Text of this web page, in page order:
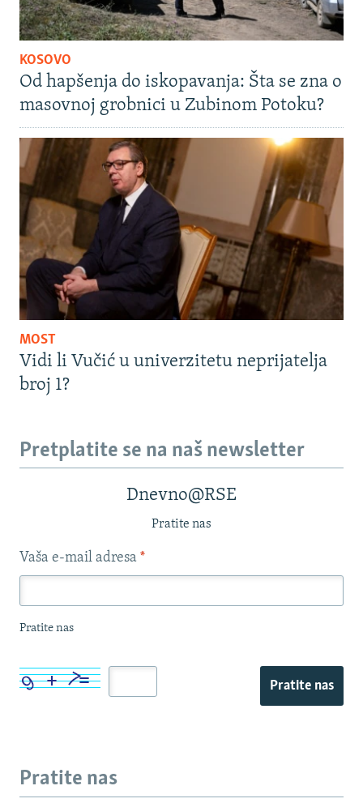
KOSOVO
Od hapšenja do iskopavanja: Šta se zna o
masovnoj grobnici u Zubinom Potoku?
MOST
Vidi li Vučić u univerzitetu neprijatelja
broj 1?
Pretplatite se na naš newsletter
Dnevno@RSE
Pratite nas
Vaša e-mail adresa *
Pratite nas
Pratite nas
Pratite nas